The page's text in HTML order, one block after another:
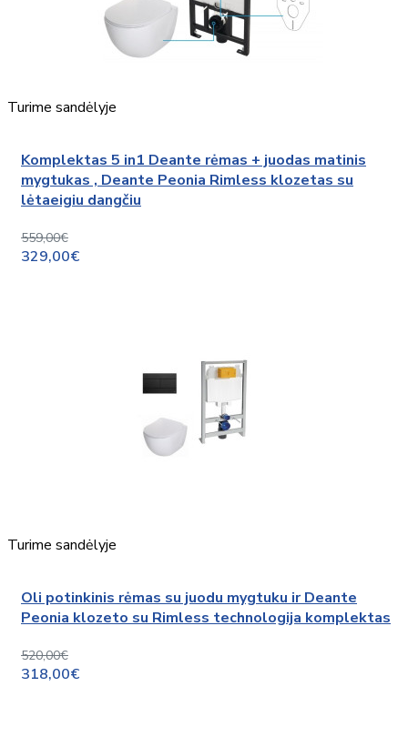
Turime sandėlyje
Komplektas 5 in1 Deante rėmas + juodas matinis
mygtukas , Deante Peonia Rimless klozetas su
lėtaeigiu dangčiu
559,00€
329,00€
Turime sandėlyje
Oli potinkinis rėmas su juodu mygtuku ir Deante
Peonia klozeto su Rimless technologija komplektas
520,00€
318,00€